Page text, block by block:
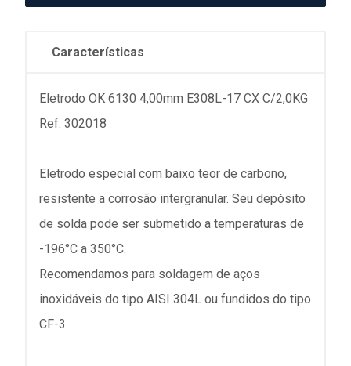
Características
Eletrodo OK 6130 4,00mm E308L-17 CX C/2,0KG
Ref. 302018
Eletrodo especial com baixo teor de carbono,
resistente a corrosão intergranular. Seu depósito
de solda pode ser submetido a temperaturas de
-196°C a 350°C.
Recomendamos para soldagem de aços
inoxidáveis do tipo AISI 304L ou fundidos do tipo
CF-3.